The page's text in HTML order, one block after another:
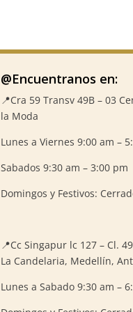
@Encuentranos en:
📍Cra 59 Transv 49B – 03
la Moda
Lunes a Viernes 9:00 am –
Sabados 9:30 am – 3:00 pm
Domingos y Festivos:
📍Cc Singapur lc 127 – Cl.
La Candelaria, Medellín,
Lunes a Sabado 9:30 am –